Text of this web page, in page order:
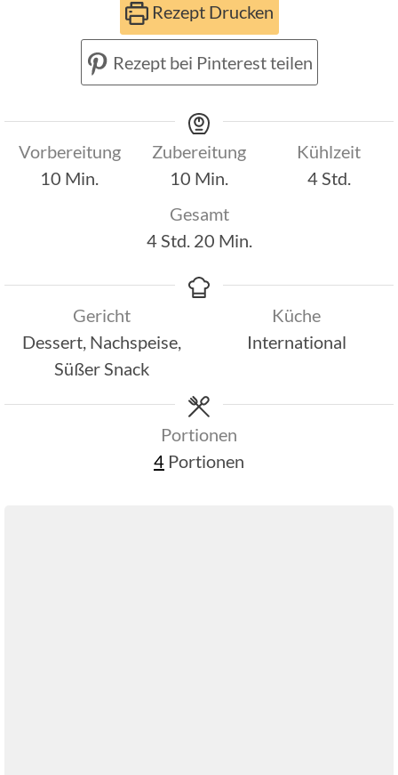
Rezept Drucken
Rezept bei Pinterest teilen
Vorbereitung
10 Minuten
Min.
Zubereitung
10 Minuten
Min.
Kühlzeit
4Stunden
Std.
Gesamt
4Stunden
Std. 20Minuten
Min.
Gericht
Dessert, Nachspeise,
Süßer Snack
Küche
International
Portionen
4 Portionen